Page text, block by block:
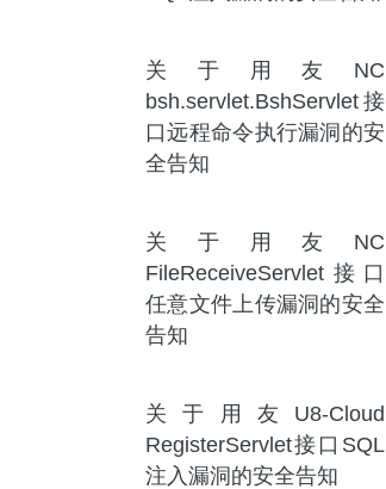
关于用友NC
bsh.servlet.BshServlet接
口远程命令执行漏洞的安
全告知
关于用友NC
FileReceiveServlet接口
任意文件上传漏洞的安全
告知
关于用友U8-Cloud
RegisterServlet接口SQL
注入漏洞的安全告知